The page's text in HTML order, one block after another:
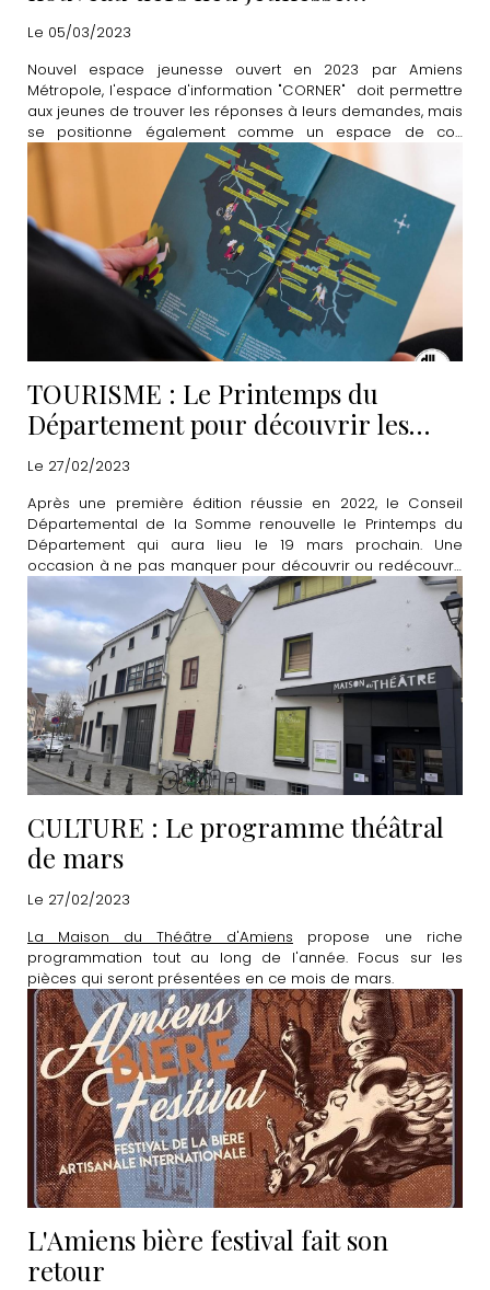
"CORNER"
Le 05/03/2023
Nouvel espace jeunesse ouvert en 2023 par Amiens
Métropole, l'espace d'information "CORNER" doit permettre
aux jeunes de trouver les réponses à leurs demandes, mais
se positionne également comme un espace de co-
construction et de partage. Découvrez le programme
complet du mois de mars.
TOURISME : Le Printemps du
Département pour découvrir les
"merveilles à proximité"
Le 27/02/2023
Après une première édition réussie en 2022, le Conseil
Départemental de la Somme renouvelle le Printemps du
Département qui aura lieu le 19 mars prochain. Une
occasion à ne pas manquer pour découvrir ou redécouvrir
de nombreux lieux emblématiques de la Somme.
CULTURE : Le programme théâtral
de mars
Le 27/02/2023
La Maison du Théâtre d'Amiens propose une riche
programmation tout au long de l'année. Focus sur les
pièces qui seront présentées en ce mois de mars.
L'Amiens bière festival fait son
retour